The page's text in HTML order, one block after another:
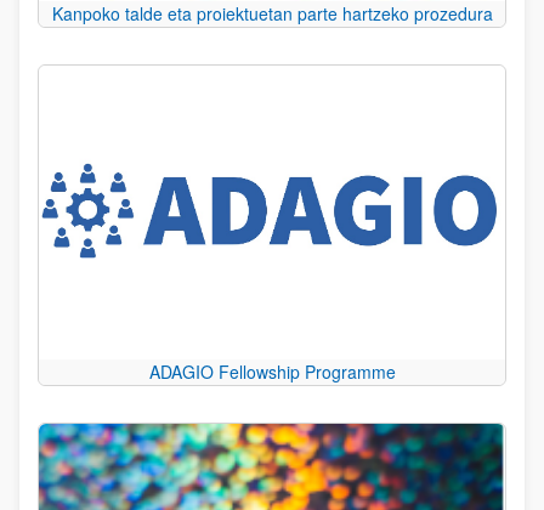
Kanpoko talde eta proiektuetan parte hartzeko prozedura
ADAGIO Fellowship Programme